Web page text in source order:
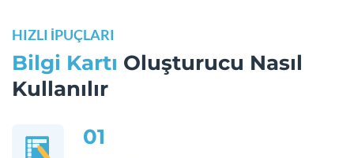
HIZLI İPUÇLARI
Bilgi Kartı Oluşturucu Nasıl
Kullanılır
01